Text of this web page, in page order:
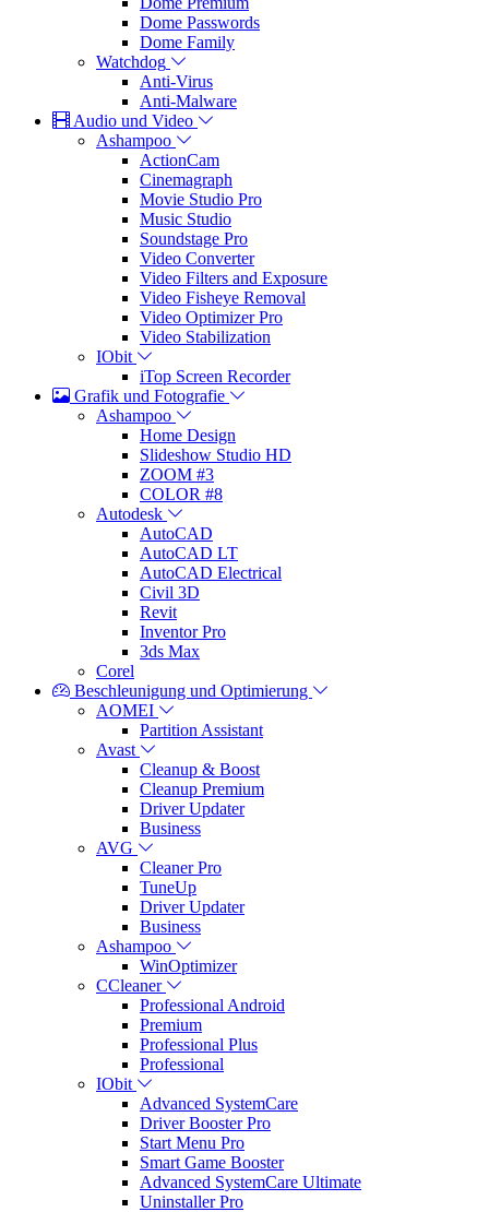
Dome Passwords
Dome Family
Watchdog
Anti-Virus
Anti-Malware
Audio und Video
Ashampoo
ActionCam
Cinemagraph
Movie Studio Pro
Music Studio
Soundstage Pro
Video Converter
Video Filters and Exposure
Video Fisheye Removal
Video Optimizer Pro
Video Stabilization
IObit
iTop Screen Recorder
Grafik und Fotografie
Ashampoo
Home Design
Slideshow Studio HD
ZOOM #3
COLOR #8
Autodesk
AutoCAD
AutoCAD LT
AutoCAD Electrical
Civil 3D
Revit
Inventor Pro
3ds Max
Corel
Beschleunigung und Optimierung
AOMEI
Partition Assistant
Avast
Cleanup & Boost
Cleanup Premium
Driver Updater
Business
AVG
Cleaner Pro
TuneUp
Driver Updater
Business
Ashampoo
WinOptimizer
CCleaner
Professional Android
Premium
Professional Plus
Professional
IObit
Advanced SystemCare
Driver Booster Pro
Start Menu Pro
Smart Game Booster
Advanced SystemCare Ultimate
Uninstaller Pro